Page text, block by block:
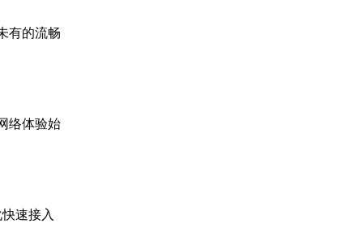
有的流畅
络体验始
速接入